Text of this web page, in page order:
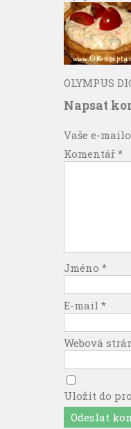
OLYMPUS
Napsat
Vaše e-
Komentář *
Jméno *
E-mail *
Webová
Uložit do